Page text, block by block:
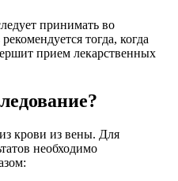
принимать во
тогда, когда
прием лекарственных
крови из вены. Для
необходимо